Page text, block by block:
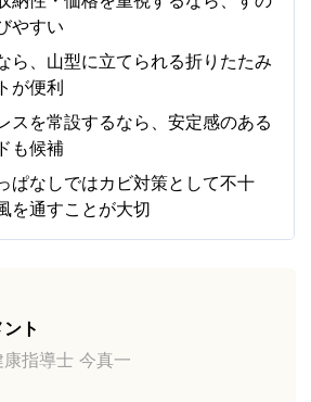
やすい
ら、山型に立てられる折りたたみ
が便利
スを常設するなら、安定感のある
も候補
ぱなしではカビ対策として不十
を通すことが大切
ト
指導士 今真一